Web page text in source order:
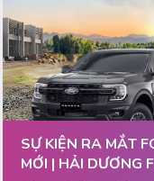
SỰ KIỆN RA MẮT
MỚI | HẢI DƯƠNG